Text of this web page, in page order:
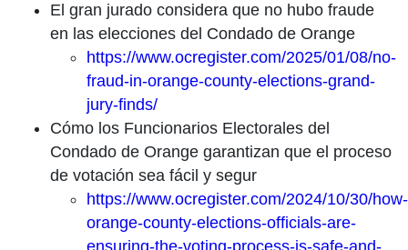
El gran jurado considera que no hubo fraude
en las elecciones del Condado de Orange
https://www.ocregister.com/2025/01/08/no-
fraud-in-orange-county-elections-grand-
jury-finds/
Cómo los Funcionarios Electorales del
Condado de Orange garantizan que el proceso
de votación sea fácil y segur
https://www.ocregister.com/2024/10/30/how-
orange-county-elections-officials-are-
ensuring-the-voting-process-is-safe-and-